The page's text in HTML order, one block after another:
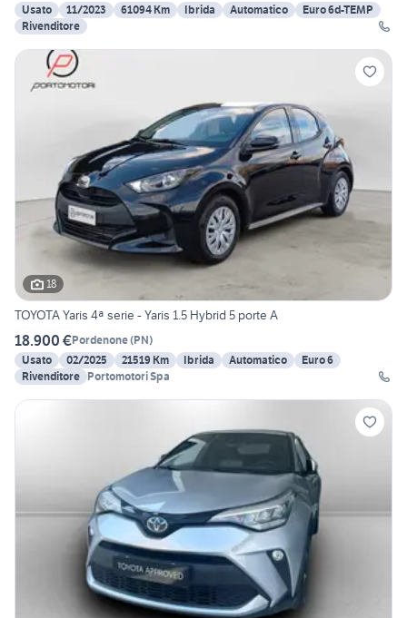
Usato
11/2023 61094 Km Ibrida Automatico
Euro 6d-TEMP
Rivenditore
18
TOYOTA Yaris 4ª serie - Yaris 1.5 Hybrid 5 porte A
18.900 €Pordenone(PN)
Usato
02/2025 21519 Km Ibrida Automatico
Euro 6
Rivenditore Portomotori Spa